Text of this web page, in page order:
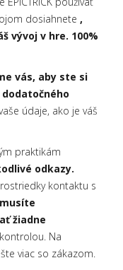
dosiahnete ,
vývoj v hre. 100%
vás, aby ste si
údaje, ako je váš
praktikám
odkazy.
kontaktu s
žiadne
Na
viac so zákazom.